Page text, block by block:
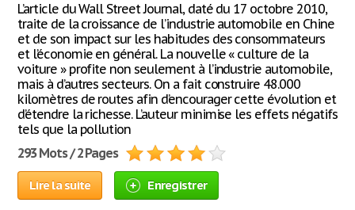
L’article du Wall Street Journal, daté du 17 octobre 2010,
traite de la croissance de l’industrie automobile en Chine
et de son impact sur les habitudes des consommateurs
et l’économie en général. La nouvelle « culture de la
voiture » profite non seulement à l’industrie automobile,
mais à d’autres secteurs. On a fait construire 48.000
kilomètres de routes afin d’encourager cette évolution et
d’étendre la richesse. L’auteur minimise les effets négatifs
tels que la pollution
293 Mots / 2 Pages
Lire la suite Enregistrer